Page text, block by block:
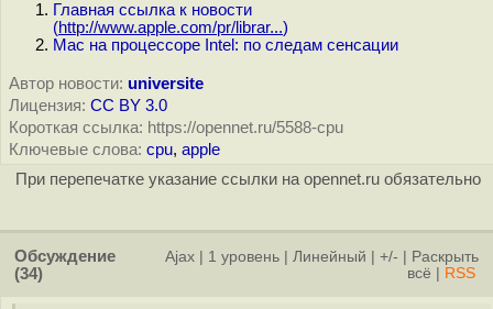
Главная ссылка к новости
(http://www.apple.com/pr/librar...)
Mac на процессоре Intel: по следам сенсации
Автор новости: universite
Лицензия: CC BY 3.0
Короткая ссылка: https://opennet.ru/5588-cpu
Ключевые слова: cpu, apple
При перепечатке указание ссылки на opennet.ru обязательно
Обсуждение
(34)
Ajax 1 уровень Линейный +/-
Раскрыть
всё
RSS